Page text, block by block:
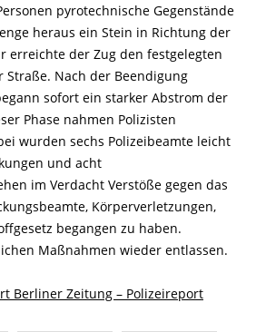
pyrotechnische Gegenstände
heraus ein Stein in Richtung der
erreichte der Zug den festgelegten
Straße. Nach der Beendigung
sofort ein starker Abstrom der
Phase nahmen Polizisten
wurden sechs Polizeibeamte leicht
und acht
im Verdacht Verstöße gegen das
Körperverletzungen,
begangen zu haben.
Maßnahmen wieder entlassen.
Berliner Zeitung – Polizeireport